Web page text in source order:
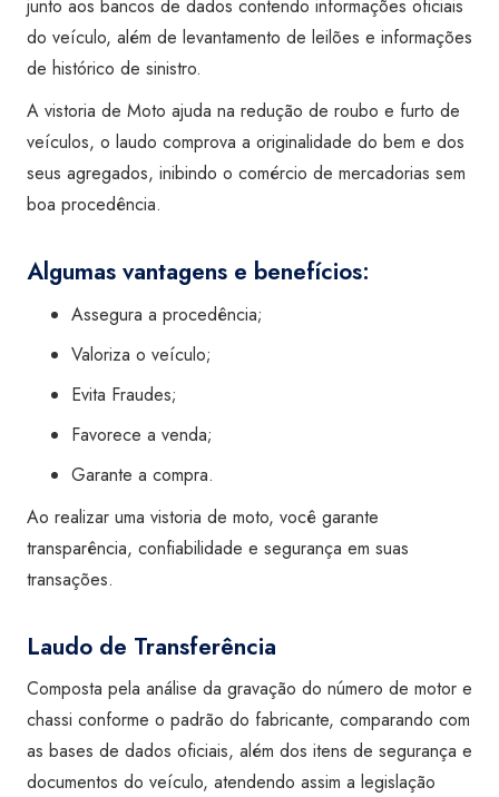
junto aos bancos de dados contendo informações oficiais
do veículo, além de levantamento de leilões e informações
de histórico de sinistro.
A vistoria de Moto ajuda na redução de roubo e furto de
veículos, o laudo comprova a originalidade do bem e dos
seus agregados, inibindo o comércio de mercadorias sem
boa procedência.
Algumas vantagens e benefícios:
Assegura a procedência;
Valoriza o veículo;
Evita Fraudes;
Favorece a venda;
Garante a compra.
Ao realizar uma vistoria de moto, você garante
transparência, confiabilidade e segurança em suas
transações.
Laudo de Transferência
Composta pela análise da gravação do número de motor e
chassi conforme o padrão do fabricante, comparando com
as bases de dados oficiais, além dos itens de segurança e
documentos do veículo, atendendo assim a legislação